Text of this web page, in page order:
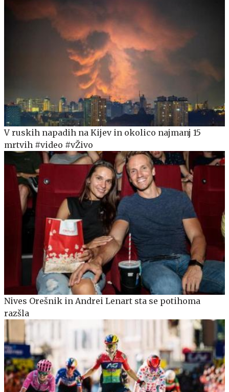
V ruskih napadih na Kijev in okolico najmanj 15
mrtvih #video #vŽivo
Nives Orešnik in Andrei Lenart sta se potihoma
razšla